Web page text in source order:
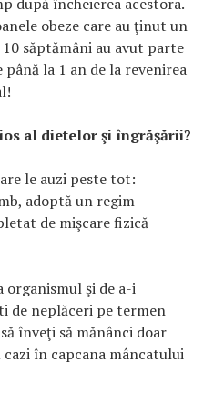
obeze care au ţinut un
săptămâni au avut parte
la 1 an de la revenirea
al dietelor şi îngrăşării?
le auzi peste tot:
adoptă un regim
de mişcare fizică
organismul şi de a-i
de neplăceri pe termen
înveţi să mănânci doar
în capcana mâncatului